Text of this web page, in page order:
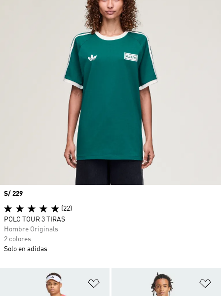
Añadir a la lista de deseos
Precio
S/ 229
(22)
POLO TOUR 3 TIRAS
Hombre Originals
2 colores
Solo en adidas